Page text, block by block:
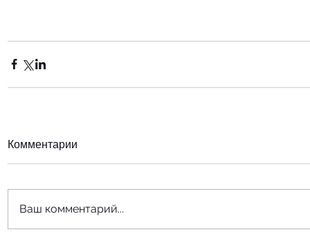
Комментарии
Ваш комментарий...